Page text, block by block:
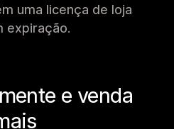
uma licença de loja
expiração.
e venda